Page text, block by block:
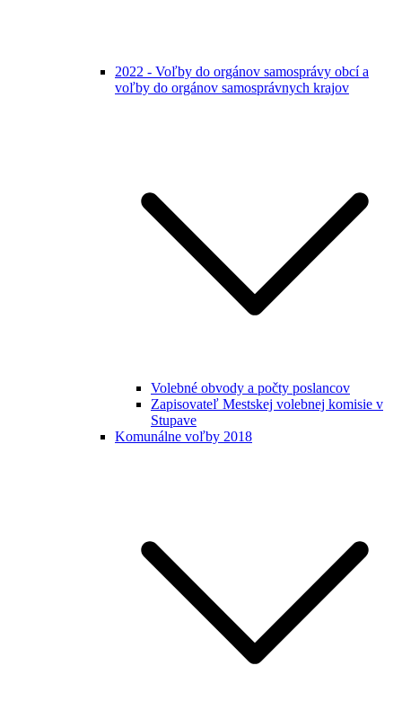
2022 - Voľby do orgánov samosprávy obcí a
voľby do orgánov samosprávnych krajov
Volebné obvody a počty poslancov
Zapisovateľ Mestskej volebnej komisie v
Stupave
Komunálne voľby 2018